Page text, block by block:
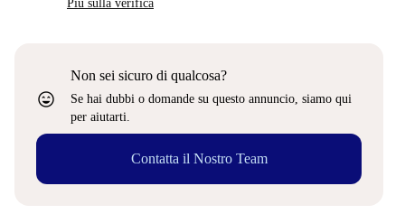
Più sulla verifica
sentiment_very_satisfied
Non sei sicuro di qualcosa?
Se hai dubbi o domande su questo annuncio, siamo qui
per aiutarti.
Contatta il Nostro Team